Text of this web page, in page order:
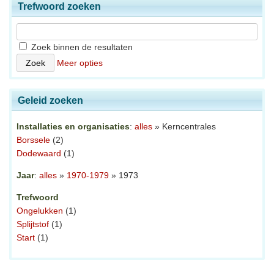
Trefwoord zoeken
Zoek binnen de resultaten
Meer opties
Geleid zoeken
Installaties en organisaties: alles » Kerncentrales
Borssele (2)
Dodewaard (1)
Jaar: alles » 1970-1979 » 1973
Trefwoord
Ongelukken (1)
Splijtstof (1)
Start (1)